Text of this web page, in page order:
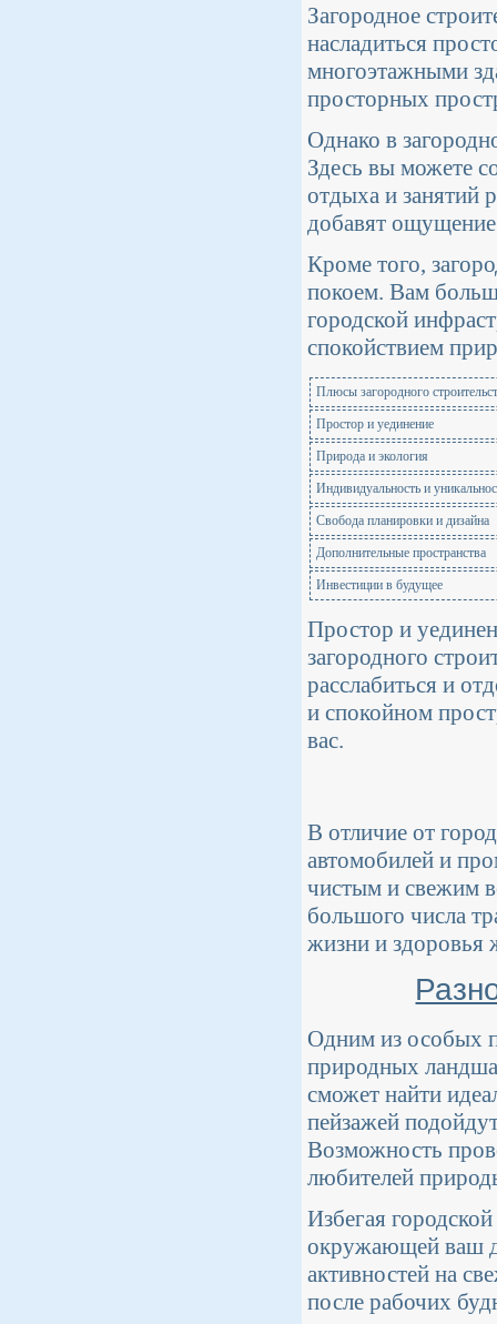
Загородное
насладиться
многоэтажными
просторных
Однако в
Здесь вы можете
отдыха и занятий
добавят
Кроме того,
покоем. Вам
городской
спокойствием
Плюсы загородного
Простор и уединение
Природа и экология
Индивидуальность и
Свобода планировки и дизайна
Дополнительные пространства
Инвестиции в будущее
Простор и
загородного
расслабиться и
и спокойном
вас.
В отличие от
автомобилей и
чистым и свежим
большого числа
жизни и здоровья
Одним из особых
природных
сможет найти
пейзажей
Возможность
любителей
Избегая
окружающей ваш
активностей на
после рабочих